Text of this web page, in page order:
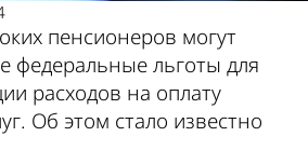
пенсионеров могут
федеральные льготы для
расходов на оплату
Об этом стало известно